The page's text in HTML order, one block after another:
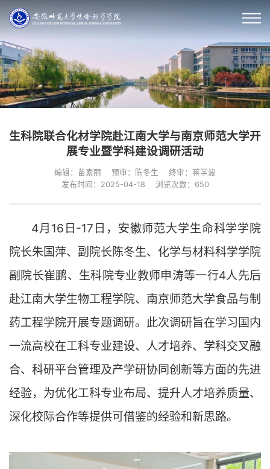
生科院联合化材学院赴江南大学与南京师范大学开
展专业暨学科建设调研活动
编辑：苗素丽 预审：陈冬生
终审：蒋学波
发布时间：2025-04-18
浏览次数： 650
4月16日-17日，安徽师范大学生命科学学院
院长朱国萍、副院长陈冬生、化学与材料科学学院
副院长崔鹏、生科院专业教师申涛等一行4人先后
赴江南大学生物工程学院、南京师范大学食品与制
药工程学院开展专题调研。此次调研旨在学习国内
一流高校在工科专业建设、人才培养、学科交叉融
合、科研平台管理及产学研协同创新等方面的先进
经验，为优化工科专业布局、提升人才培养质量、
深化校际合作等提供可借鉴的经验和新思路。